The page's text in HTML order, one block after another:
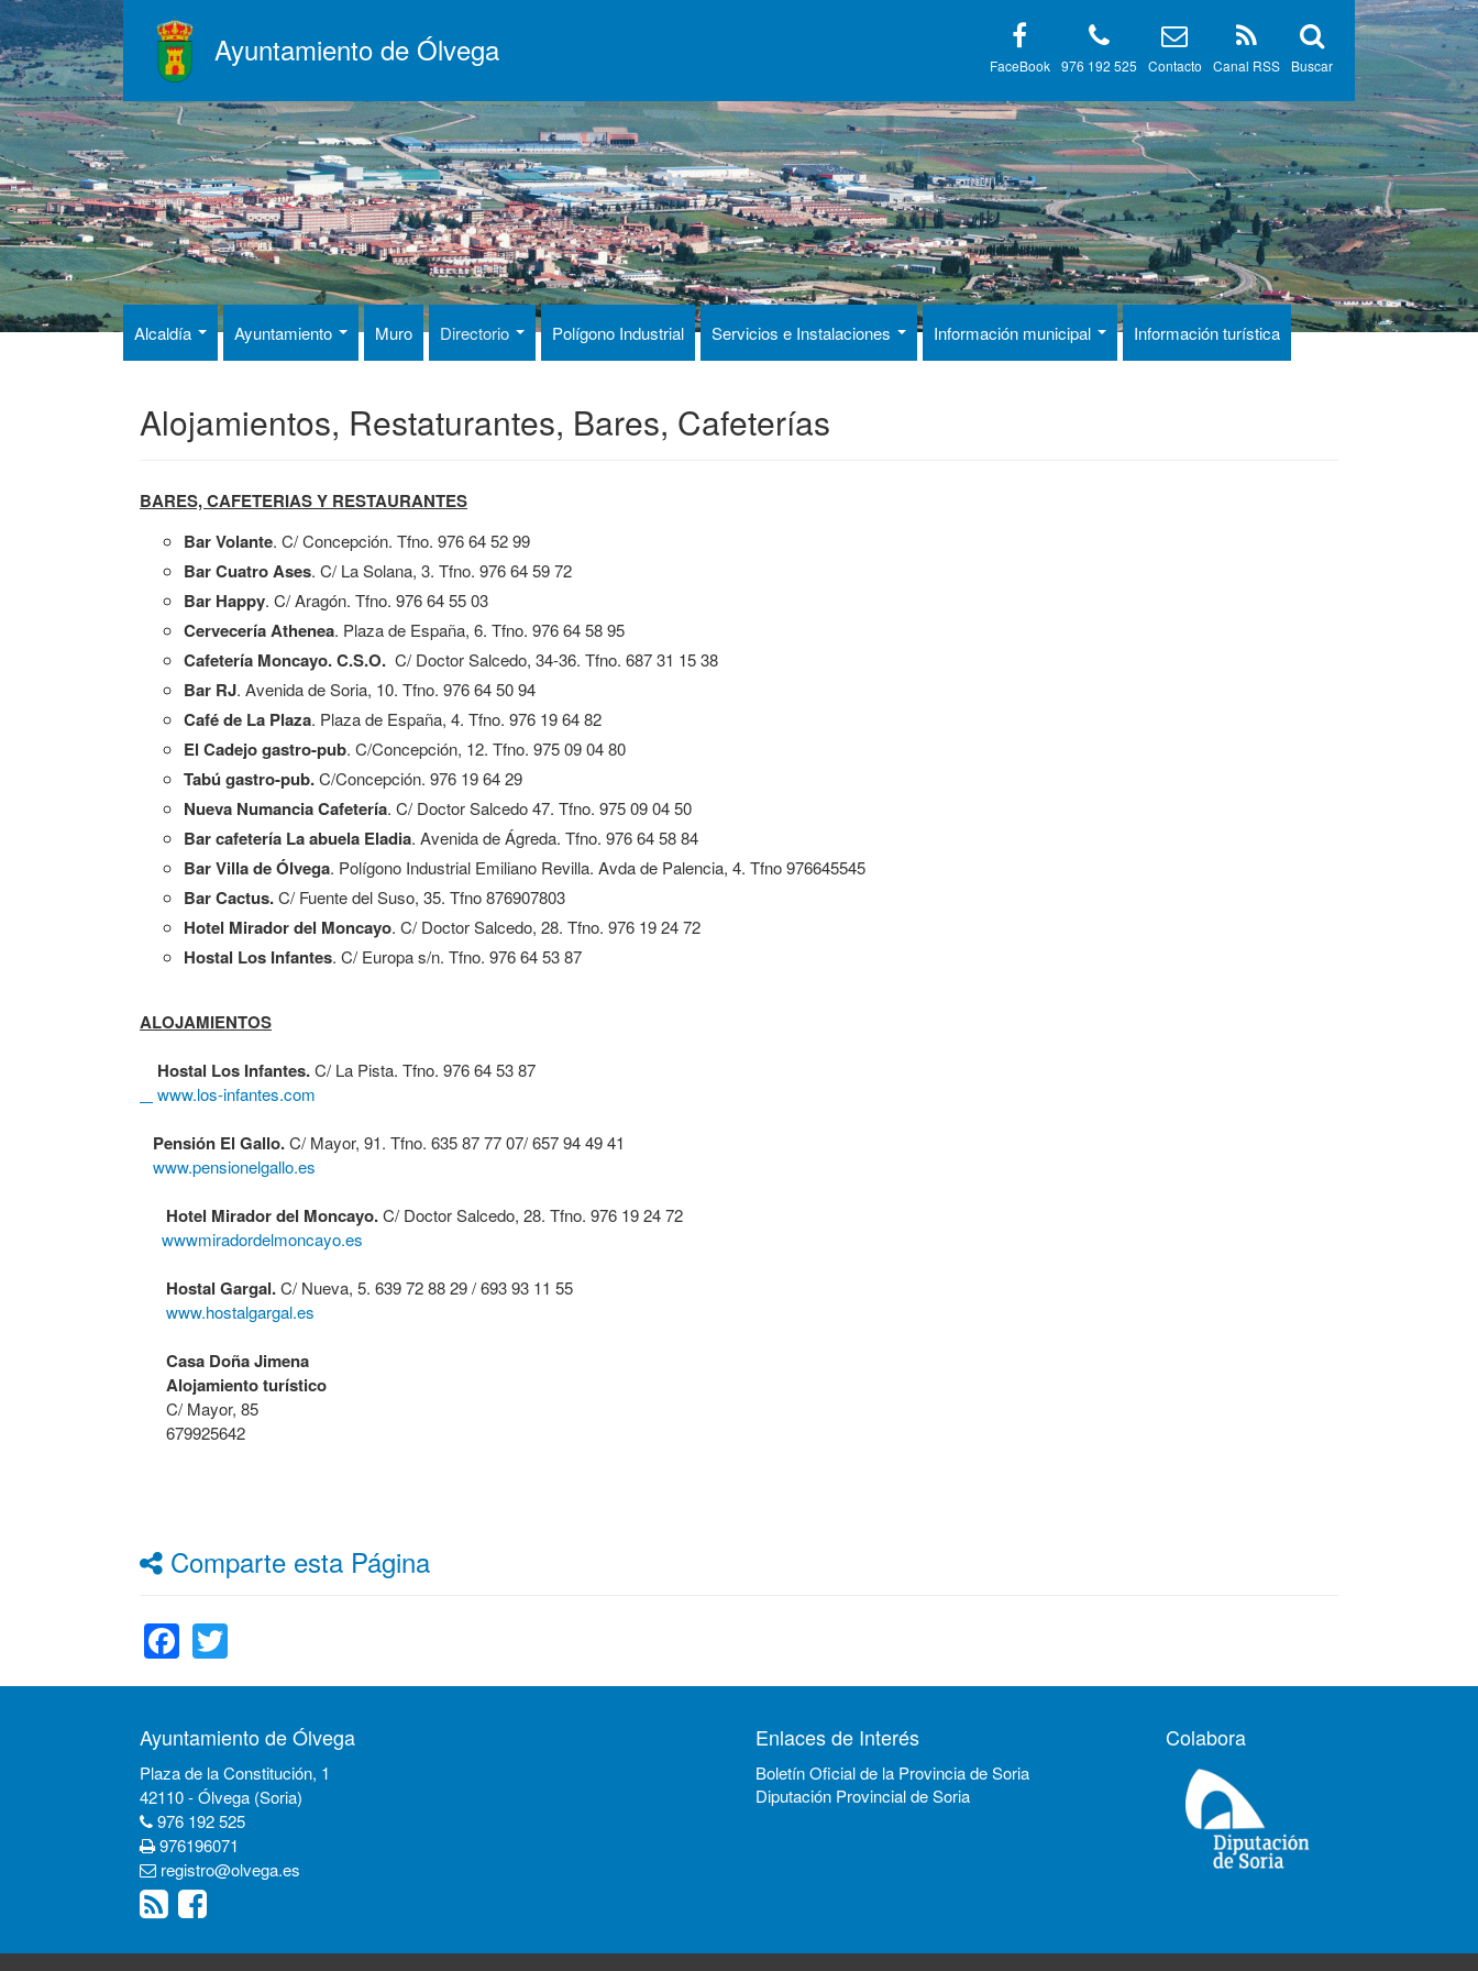
Pasar
al
contenido
principal
Ayuntamiento de Ólvega Buscar
Canal RSS
Contacto
976 192 525
FaceBook
Alcaldía Ayuntamiento Muro Directorio Polígono Industrial Servicios e Instalaciones Información municipal Información turística
Alojamientos, Restaturantes, Bares, Cafeterías
BARES, CAFETERIAS Y RESTAURANTES
Bar Volante. C/ Concepción. Tfno. 976 64 52 99
Bar Cuatro Ases. C/ La Solana, 3. Tfno. 976 64 59 72
Bar Happy. C/ Aragón. Tfno. 976 64 55 03
Cervecería Athenea. Plaza de España, 6. Tfno. 976 64 58 95
Cafetería Moncayo. C.S.O. C/ Doctor Salcedo, 34-36. Tfno. 687 31 15 38
Bar RJ. Avenida de Soria, 10. Tfno. 976 64 50 94
Café de La Plaza. Plaza de España, 4. Tfno. 976 19 64 82
El Cadejo gastro-pub. C/Concepción, 12. Tfno. 975 09 04 80
Tabú gastro-pub.C/Concepción. 976 19 64 29
Nueva Numancia Cafetería. C/ Doctor Salcedo 47. Tfno. 975 09 04 50
Bar cafetería La abuela Eladia. Avenida de Ágreda. Tfno. 976 64 58 84
Bar Villa de Ólvega. Polígono Industrial Emiliano Revilla. Avda de Palencia, 4. Tfno 976645545
Bar Cactus.C/ Fuente del Suso, 35. Tfno 876907803
Hotel Mirador del Moncayo. C/ Doctor Salcedo, 28. Tfno. 976 19 24 72
Hostal Los Infantes. C/ Europa s/n. Tfno. 976 64 53 87
ALOJAMIENTOS
Hostal Los Infantes.C/ La Pista. Tfno. 976 64 53 87
www.los-infantes.com
Pensión El Gallo.C/ Mayor, 91. Tfno. 635 87 77 07/ 657 94 49 41
www.pensionelgallo.es
Hotel Mirador del Moncayo.C/ Doctor Salcedo, 28. Tfno. 976 19 24 72
wwwmiradordelmoncayo.es
Hostal Gargal.C/ Nueva, 5. 639 72 88 29 / 693 93 11 55
www.hostalgargal.es
Casa Doña Jimena
Alojamiento turístico
C/ Mayor, 85
679925642
Comparte esta Página
Facebook
Ayuntamiento de Ólvega
Plaza de la Constitución, 1
42110 - Ólvega (Soria)
976 192 525
976196071
registro@olvega.es
Enlaces de Interés
Boletín Oficial de la Provincia de Soria
Diputación Provincial de Soria
Colabora